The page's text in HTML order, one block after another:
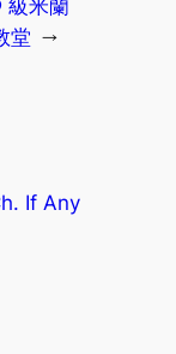
級米蘭
堂 →
If Any